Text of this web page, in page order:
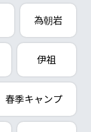
為朝岩
伊祖
春季キャンプ